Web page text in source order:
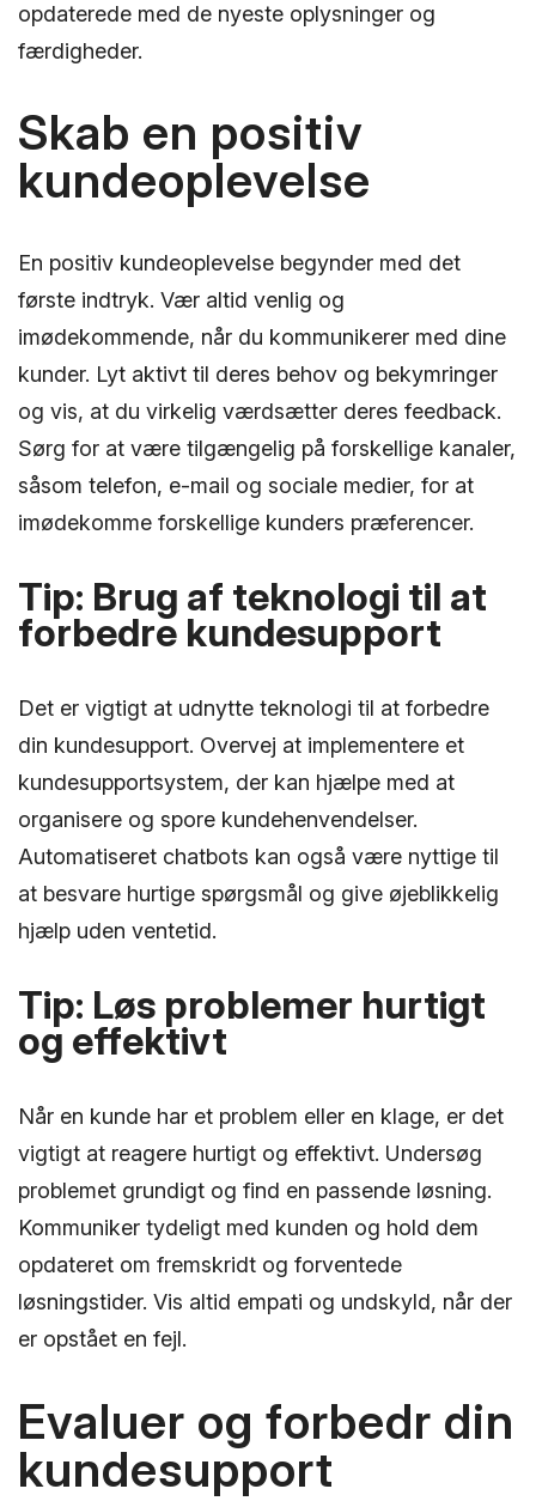
opdaterede med de nyeste oplysninger og
færdigheder.
Skab en positiv
kundeoplevelse
En positiv kundeoplevelse begynder med det
første indtryk. Vær altid venlig og
imødekommende, når du kommunikerer med dine
kunder. Lyt aktivt til deres behov og bekymringer
og vis, at du virkelig værdsætter deres feedback.
Sørg for at være tilgængelig på forskellige kanaler,
såsom telefon, e-mail og sociale medier, for at
imødekomme forskellige kunders præferencer.
Tip: Brug af teknologi til at
forbedre kundesupport
Det er vigtigt at udnytte teknologi til at forbedre
din kundesupport. Overvej at implementere et
kundesupportsystem, der kan hjælpe med at
organisere og spore kundehenvendelser.
Automatiseret chatbots kan også være nyttige til
at besvare hurtige spørgsmål og give øjeblikkelig
hjælp uden ventetid.
Tip: Løs problemer hurtigt
og effektivt
Når en kunde har et problem eller en klage, er det
vigtigt at reagere hurtigt og effektivt. Undersøg
problemet grundigt og find en passende løsning.
Kommuniker tydeligt med kunden og hold dem
opdateret om fremskridt og forventede
løsningstider. Vis altid empati og undskyld, når der
er opstået en fejl.
Evaluer og forbedr din
kundesupport